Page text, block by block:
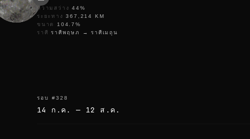
ความสว่าง 44%
ระยะทาง
367,214
KM
ขนาด
104.7%
ราศี ราศีพฤษภ →ราศีเมถุน
รอบ #328
14 ก.ค. — 12 ส.ค.